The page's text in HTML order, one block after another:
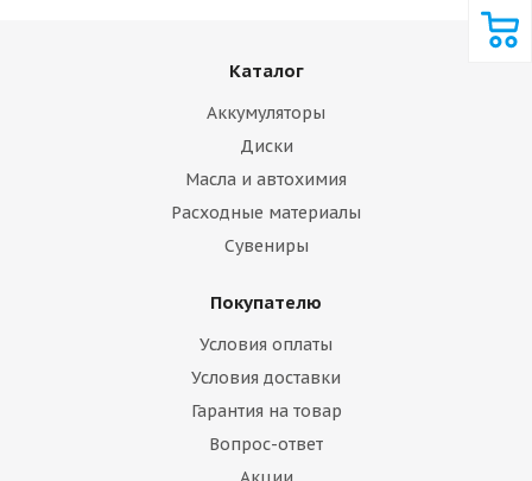
Каталог
Аккумуляторы
Диски
Масла и автохимия
Расходные материалы
Сувениры
Покупателю
Условия оплаты
Условия доставки
Гарантия на товар
Вопрос-ответ